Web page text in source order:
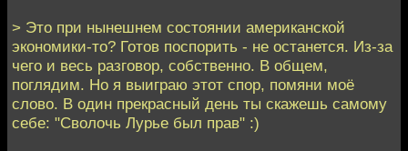
> Это при нынешнем состоянии американской
экономики-то? Готов поспорить - не останется. Из-за
чего и весь разговор, собственно. В общем,
поглядим. Но я выиграю этот спор, помяни моё
слово. В один прекрасный день ты скажешь самому
себе: "Сволочь Лурье был прав" :)